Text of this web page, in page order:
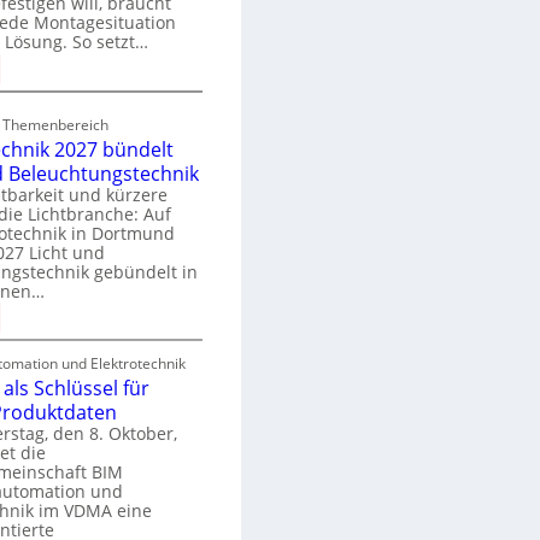
Montagesituation
So setzt…
2027 bündelt
Beleuchtungstechnik
und kürzere
Lichtbranche: Auf
in Dortmund
Licht und
gebündelt in
und Elektrotechnik
als Schlüssel für
den 8. Oktober,
die
BIM
und
im VDMA eine